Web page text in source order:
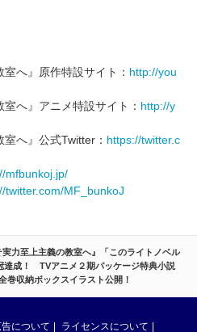
実力至上主義の教室へ』「このライトノベル
達成！ TVアニメ２期パッケージ特典小説
巻収納ボックスイラスト公開！
へ』原作特設サイト： http://you
へ』アニメ特設サイト： http://y
へ』公式Twitter： https://twitter.c
mfbunkoj.jp/
twitter.com/MF_bunkoJ
告について ライセンスについて